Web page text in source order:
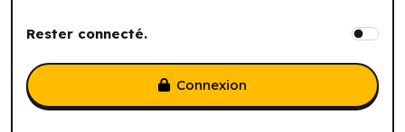
Rester connecté.
Connexion